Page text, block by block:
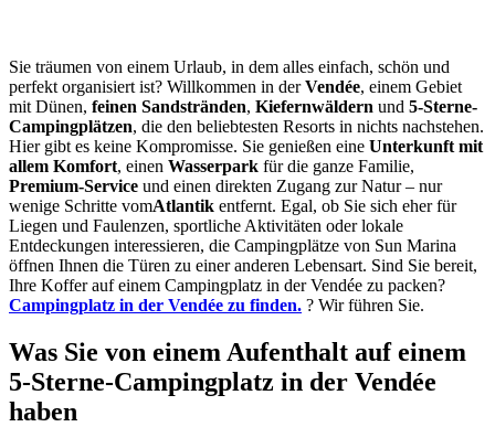
Sie träumen von einem Urlaub, in dem alles einfach, schön und
perfekt organisiert ist? Willkommen in derVendée, einem Gebiet
mit Dünen, feinen Sandstränden, Kiefernwäldern und 5-Sterne-
Campingplätzen, die den beliebtesten Resorts in nichts nachstehen.
Hier gibt es keine Kompromisse. Sie genießen eine Unterkunft mit
allem Komfort, einen Wasserpark für die ganze Familie,
Premium-Service und einen direkten Zugang zur Natur – nur
wenige Schritte vomAtlantik entfernt. Egal, ob Sie sich eher für
Liegen und Faulenzen, sportliche Aktivitäten oder lokale
Entdeckungen interessieren, die Campingplätze von Sun Marina
öffnen Ihnen die Türen zu einer anderen Lebensart. Sind Sie bereit,
Ihre Koffer auf einem Campingplatz in der Vendée zu packen?
Campingplatz in der Vendée zu finden. ? Wir führen Sie.
Was Sie von einem Aufenthalt auf einem
5-Sterne-Campingplatz in der Vendée
haben